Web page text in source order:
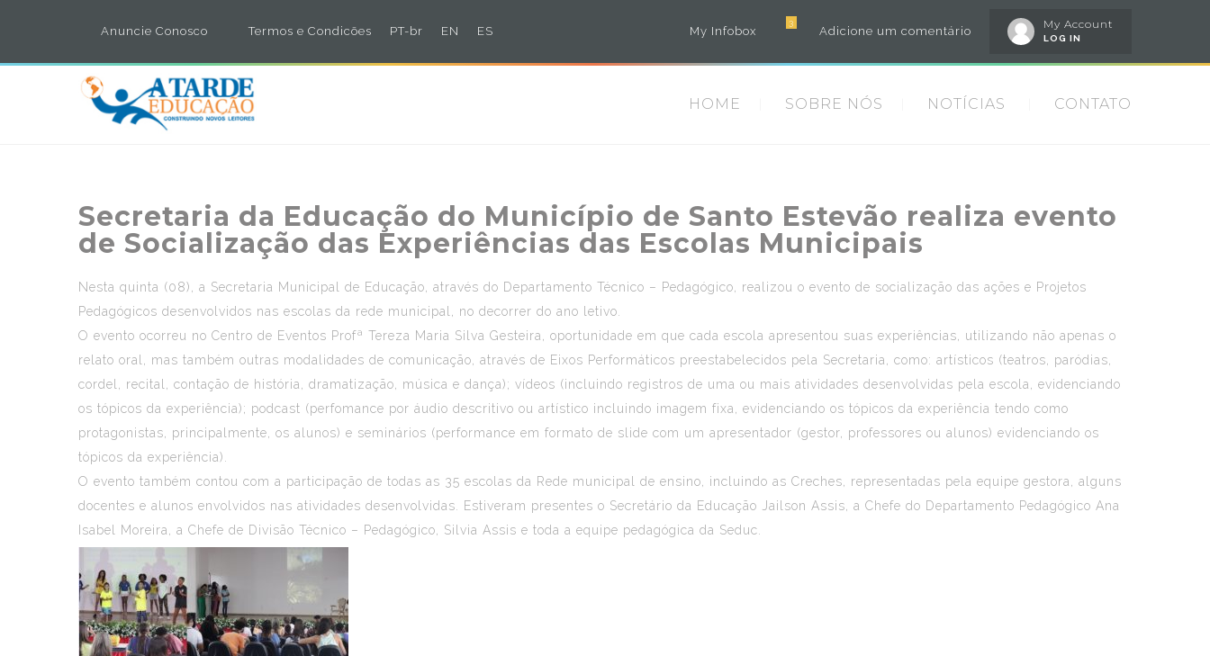
Anuncie Conosco Termos e Condicões PT-br EN ES
My Account
LOG IN
Adicione um comentário
3
My Infobox
HOME SOBRE NÓS NOTÍCIAS CONTATO
Secretaria da Educação do Município de Santo Estevão realiza evento
de Socialização das Experiências das Escolas Municipais
Nesta quinta (08), a Secretaria Municipal de Educação, através do Departamento Técnico – Pedagógico, realizou o evento de socialização das ações e Projetos
Pedagógicos desenvolvidos nas escolas da rede municipal, no decorrer do ano letivo.
O evento ocorreu no Centro de Eventos Profª Tereza Maria Silva Gesteira, oportunidade em que cada escola apresentou suas experiências, utilizando não apenas o
relato oral, mas também outras modalidades de comunicação, através de Eixos Performáticos preestabelecidos pela Secretaria, como: artísticos (teatros, paródias,
cordel, recital, contação de história, dramatização, música e dança); vídeos (incluindo registros de uma ou mais atividades desenvolvidas pela escola, evidenciando
os tópicos da experiência); podcast (perfomance por áudio descritivo ou artístico incluindo imagem fixa, evidenciando os tópicos da experiência tendo como
protagonistas, principalmente, os alunos) e seminários (performance em formato de slide com um apresentador (gestor, professores ou alunos) evidenciando os
tópicos da experiência).
O evento também contou com a participação de todas as 35 escolas da Rede municipal de ensino, incluindo as Creches, representadas pela equipe gestora, alguns
docentes e alunos envolvidos nas atividades desenvolvidas. Estiveram presentes o Secretário da Educação Jailson Assis, a Chefe do Departamento Pedagógico Ana
Isabel Moreira, a Chefe de Divisão Técnico – Pedagógico, Silvia Assis e toda a equipe pedagógica da Seduc.